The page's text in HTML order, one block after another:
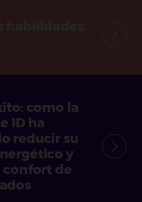
como la
ID ha
reducir su
y
confort de